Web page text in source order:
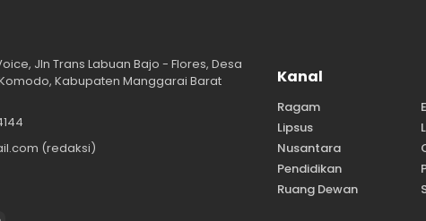
Jln Trans Labuan Bajo - Flores, Desa
Kabupaten Manggarai Barat
(redaksi)
Kanal
Ragam
Lipsus
Nusantara
Pendidikan
Ruang Dewan